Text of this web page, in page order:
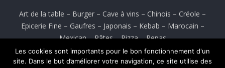
Art de la table – Burger – Cave à vins – Chinois – Créole –
Epicerie Fine – Gaufres – Japonais – Kebab – Marocain –
Mexican–Pâtes–Pizza–Repas
Rôtisserie–Sandwichs–Tacos – Tenders–Wings–Wrap
Les cookies sont importants pour le bon fonctionnement d'un
site. Dans le but d’améliorer votre navigation, ce site utilise des